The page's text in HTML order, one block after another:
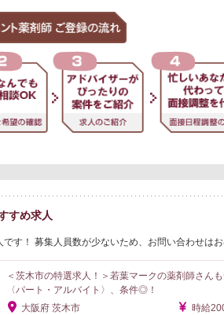
すめ求人
す！ 募集人員数が少ないため、お問い合わせはお
＜茨木市の特選求人！＞若葉マークの薬剤師さん
〈パート・アルバイト〉、条件◎！
大阪府 茨木市
時給